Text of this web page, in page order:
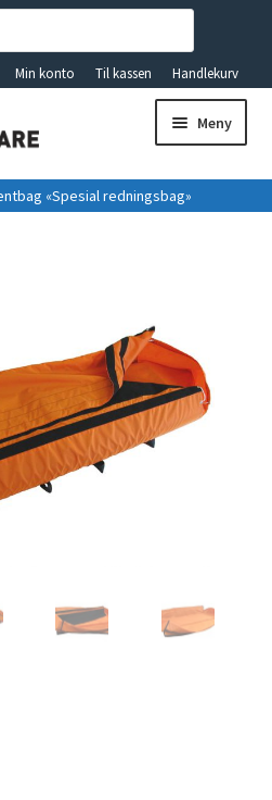
Min konto Til kassen Handlekurv
Meny
«Spesial redningsbag»